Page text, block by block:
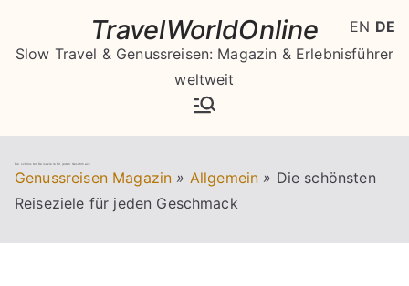
springen
TravelWorldOnline
Slow Travel & Genussreisen: Magazin & Erlebnisführer
weltweit
Die schönsten Reiseziele für jeden Geschmack
Genussreisen Magazin » Allgemein » Die schönsten
Reiseziele für jeden Geschmack
EN DE